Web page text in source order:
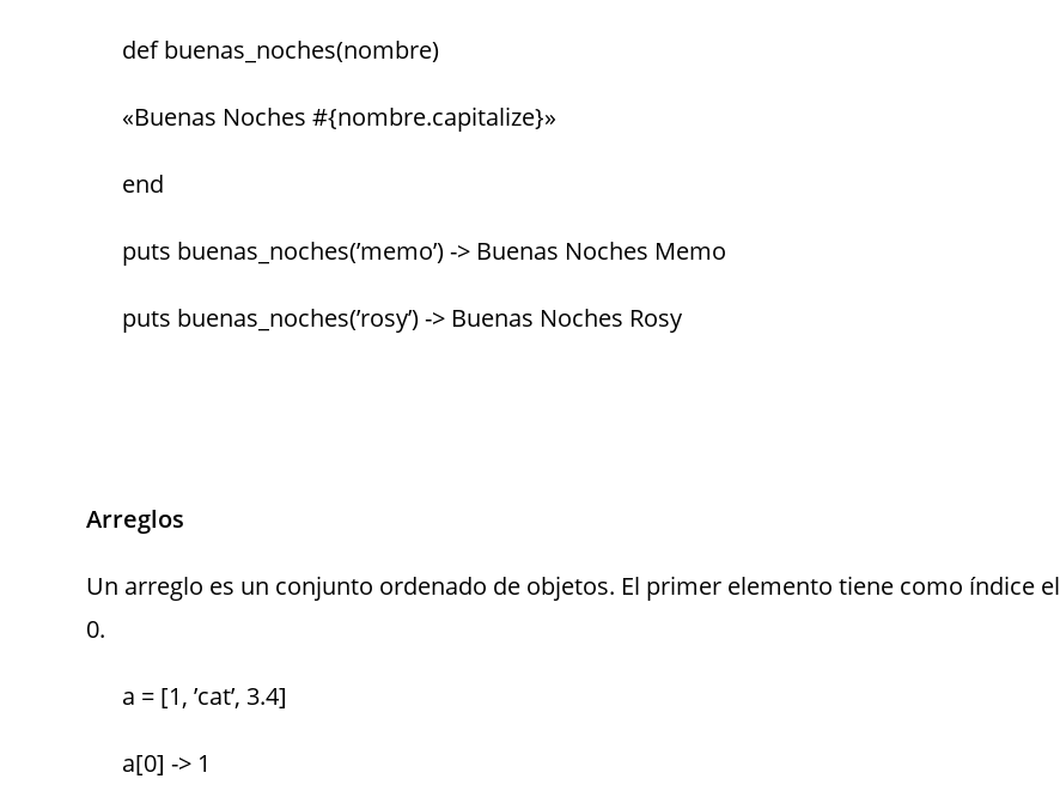
def buenas_noches(nombre)
«Buenas Noches #{nombre.capitalize}»
end
puts buenas_noches(’memo’) -> Buenas Noches Memo
puts buenas_noches(’rosy’) -> Buenas Noches Rosy
Arreglos
Un arreglo es un conjunto ordenado de objetos. El primer elemento tiene como índice el
0.
a = [1, ’cat’, 3.4]
a[0] -> 1